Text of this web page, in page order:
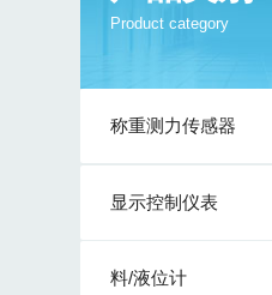
Product category
称重测力传感器
显示控制仪表
料/液位计